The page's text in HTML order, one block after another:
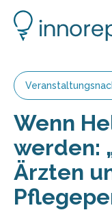
Wenn
werden:
Ärzten